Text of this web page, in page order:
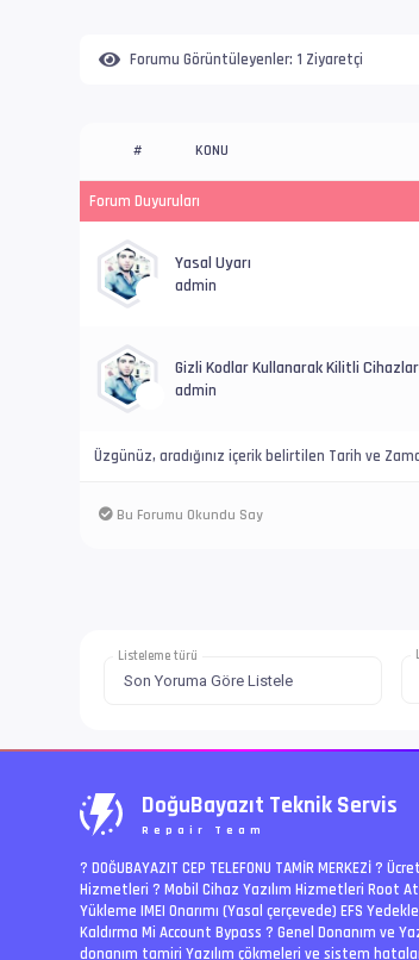
Forumu Görüntüleyenler: 1 Ziyaretçi
# KONU
Forum Duyuruları
Yasal Uyarı
admin
Gizli Kodlar Kullanarak Kilitli
admin
Üzgünüz, aradığınız içerik belirtilen Tarih ve
Bu Forumu Okundu Say
Listeleme türü
DoğuBayazıt Teknik Servis
Repair Team
? DOĞUBAYAZIT CEP TELEFONU TAMİR MERKEZİ ?️
Hizmetleri ? Mobil Cihaz Yazılım Hizmetleri Root
Yükleme IMEI Onarımı (Yasal çerçevede) EFS
Kaldırma Mi Account Bypass ? Genel Donanım ve
donanım tamiri Yazılım çökmeleri ve sistem